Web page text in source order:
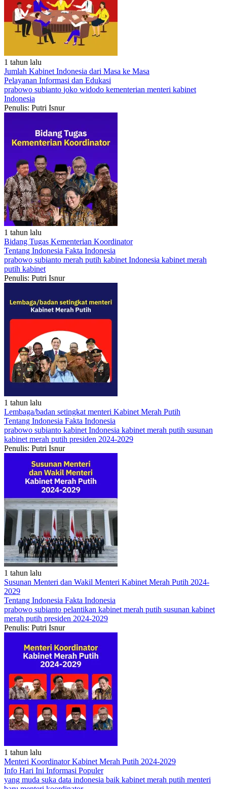
1 tahun lalu
Jumlah Kabinet Indonesia dari Masa ke Masa
Pelayanan Informasi dan Edukasi
prabowo subianto joko widodo kementerian menteri kabinet
Indonesia
Penulis: Putri Isnur
1 tahun lalu
Bidang Tugas Kementerian Koordinator
Tentang Indonesia Fakta Indonesia
prabowo subianto merah putih kabinet Indonesia kabinet merah
putih kabinet
Penulis: Putri Isnur
1 tahun lalu
Lembaga/badan setingkat menteri Kabinet Merah Putih
Tentang Indonesia Fakta Indonesia
prabowo subianto kabinet Indonesia kabinet merah putih susunan
kabinet merah putih presiden 2024-2029
Penulis: Putri Isnur
1 tahun lalu
Susunan Menteri dan Wakil Menteri Kabinet Merah Putih 2024-
2029
Tentang Indonesia Fakta Indonesia
prabowo subianto pelantikan kabinet merah putih susunan kabinet
merah putih presiden 2024-2029
Penulis: Putri Isnur
1 tahun lalu
Menteri Koordinator Kabinet Merah Putih 2024-2029
Info Hari Ini Informasi Populer
yang muda suka data indonesia baik kabinet merah putih menteri